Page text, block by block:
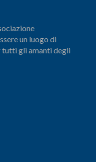
un luogo di
tutti gli amanti degli